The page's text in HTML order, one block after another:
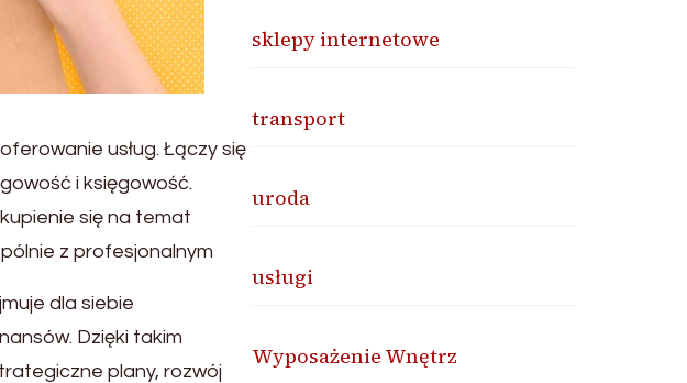
usług. Łączy się
i księgowość.
się na temat
z profesjonalnym
dla siebie
Dzięki takim
plany, rozwój
sklepy internetowe
transport
uroda
usługi
Wyposażenie Wnętrz